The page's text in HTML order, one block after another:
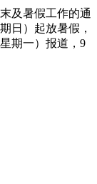
及暑假工作的通
日）起放暑假，
期一）报道，9